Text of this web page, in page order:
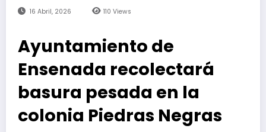
16 Abril, 2026 110 Views
Ayuntamiento de
Ensenada recolectará
basura pesada en la
colonia Piedras Negras